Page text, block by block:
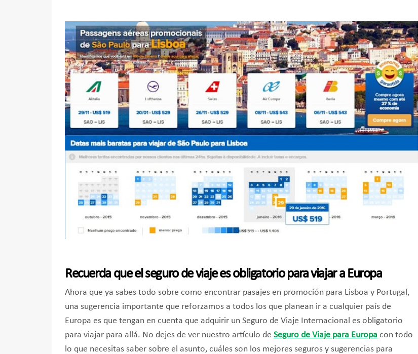
Recuerda que el seguro de viaje es obligatorio para viajar a Europa
Ahora que ya sabes todo sobre como encontrar pasajes en promoción para Lisboa y Portugal,
una sugerencia importante que reforzamos a todos los que planean ir a cualquier país de
Europa es que tengan en cuenta que adquirir un Seguro de Viaje Internacional es obligatorio
para viajar para allá. No dejes de ver nuestro artículo de Seguro de Viaje para Europa con todo
lo que necesitas saber sobre el asunto, cuáles son los mejores seguros y sugerencias para